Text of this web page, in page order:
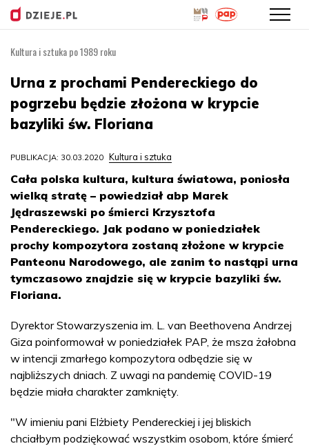
treści
Kultura i sztuka po 1989 roku
Urna z prochami Pendereckiego do
pogrzebu będzie złożona w krypcie
bazyliki św. Floriana
PUBLIKACJA: 30.03.2020 Kultura i sztuka
Cała polska kultura, kultura światowa, poniosła
wielką stratę – powiedział abp Marek
Jędraszewski po śmierci Krzysztofa
Pendereckiego. Jak podano w poniedziałek
prochy kompozytora zostaną złożone w krypcie
Panteonu Narodowego, ale zanim to nastąpi urna
tymczasowo znajdzie się w krypcie bazyliki św.
Floriana.
Dyrektor Stowarzyszenia im. L. van Beethovena Andrzej
Giza poinformował w poniedziałek PAP, że msza żałobna
w intencji zmarłego kompozytora odbędzie się w
najbliższych dniach. Z uwagi na pandemię COVID-19
będzie miała charakter zamknięty.
"W imieniu pani Elżbiety Pendereckiej i jej bliskich
chciałbym podziękować wszystkim osobom, które śmierć